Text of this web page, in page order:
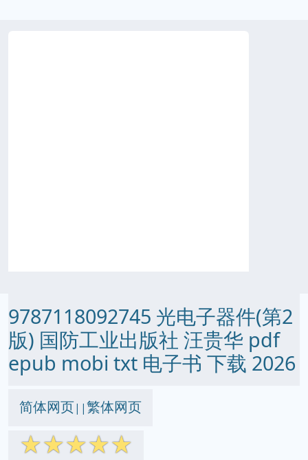
9787118092745 光电子器件(第2
版) 国防工业出版社 汪贵华 pdf
epub mobi txt 电子书 下载 2026
简体网页||繁体网页
☆☆☆☆☆